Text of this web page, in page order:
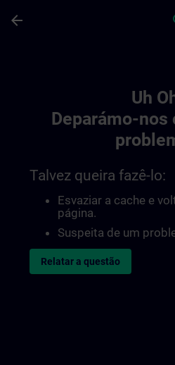
arrow_back
Uh
Deparámo-nos
Talvez queira fazê-lo:
Esvaziar a cache e
página.
Suspeita de um
Relatar a questão